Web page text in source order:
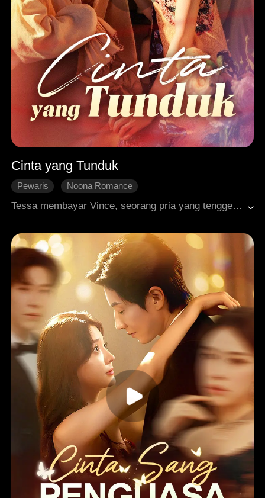
Cinta yang Tunduk
Pewaris
Noona Romance
Cinta Tak Berbalas
Roman Modern
Tessa membayar Vince, seorang pria yang tenggelam dalam utang, sejumlah uang besar untuk mengatasi gangguan bipolarnya. Bertahun-tahun kemudian, keluarga Tessa jatuh dan dia sendiri akhirnya terlempar ke daerah lampu merah, Vince justru membelinya di sebuah lelang dan menghabiskan setiap malam bersamanya. Setelah terlahir kembali, Tessa berusaha mengakhiri ikatan mereka. Tak disangka, Vince ternyata telah jatuh cinta pada semua momen yang mereka lewati bersama...